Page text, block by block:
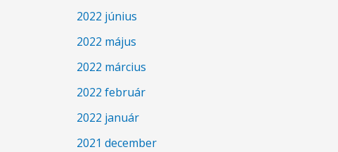
2022 június
2022 május
2022 március
2022 február
2022 január
2021 december